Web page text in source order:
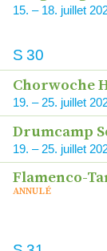
15 – 18
S 30
Chorwoche
19 – 25
Drumcamp
19 – 25
Flamenco-
ANNULÉ